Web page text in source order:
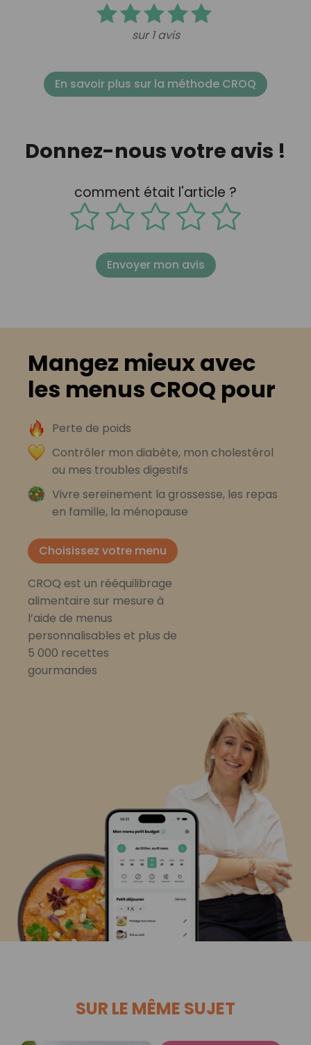
sur 1 avis
En savoir plus sur la méthode CROQ
Donnez-nous votre avis !
comment était l'article ?
Envoyer mon avis
Mangez mieux avec
les menus CROQ pour
Perte de poids
Contrôler mon diabète, mon cholestérol
ou mes troubles digestifs
Vivre sereinement la grossesse, les repas
en famille, la ménopause
Choisissez votre menu
CROQ est un rééquilibrage
alimentaire sur mesure à
l’aide de menus
personnalisables et plus de
5 000 recettes
gourmandes
SUR LE MÊME SUJET